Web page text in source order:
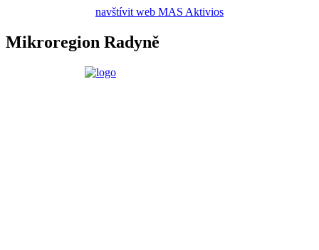
navštívit web MAS Aktivios
Mikroregion Radyně